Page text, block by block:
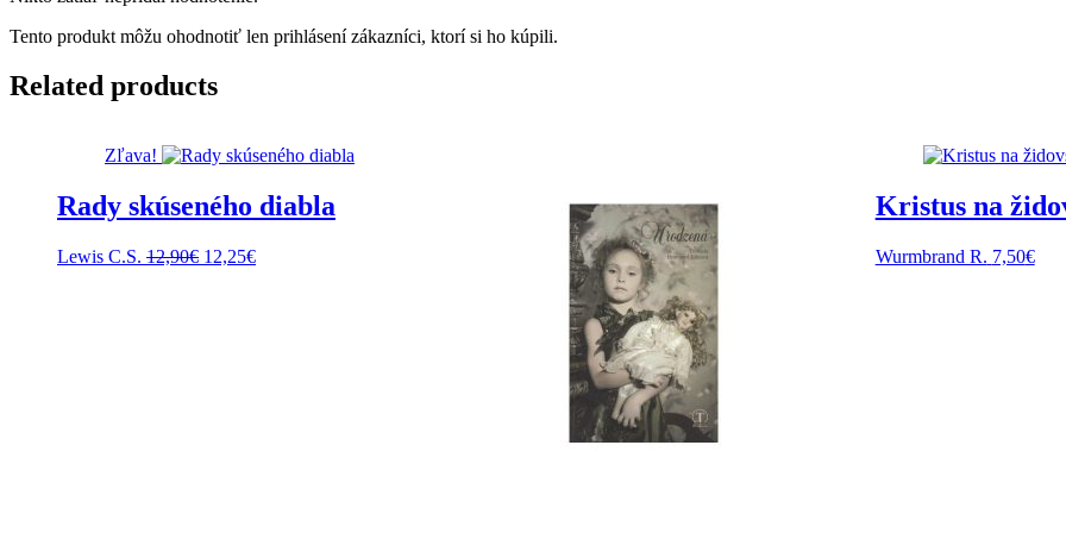
Tento produkt môžu ohodnotiť len prihlásení zákazníci, ktorí si ho kúpili.
Related products
Zľava!
Rady skúseného diabla
Lewis C.S. 12,90€ Pôvodná
12,25€Aktuálna
Kristus na
Wurmbrand R. 7,50€